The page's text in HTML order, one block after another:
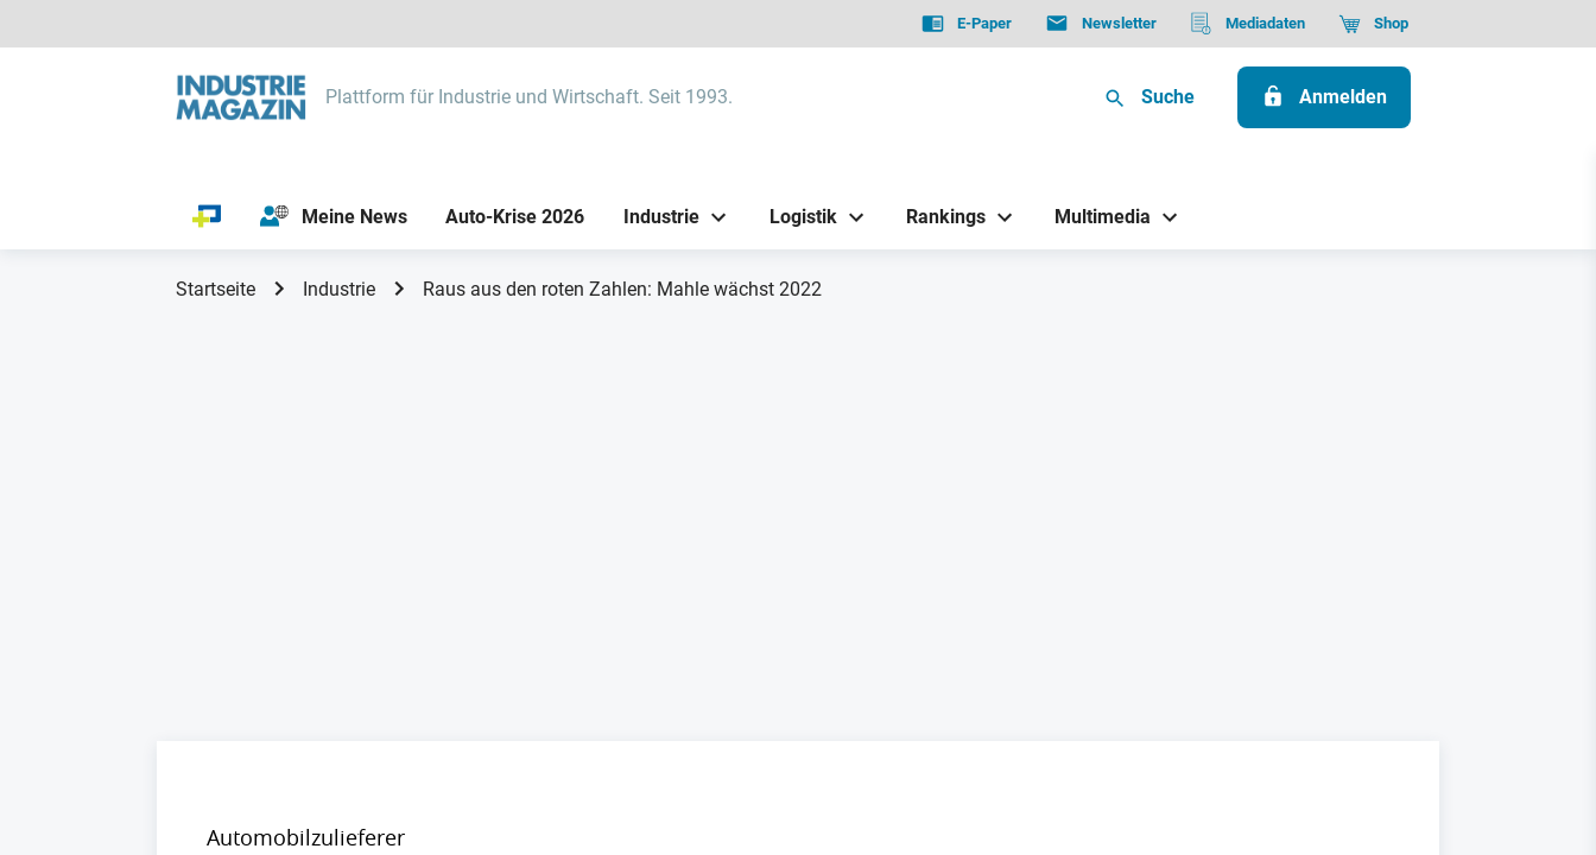
E-Paper Newsletter Mediadaten Shop
Plattform für Industrie und Wirtschaft. Seit 1993. Suche Anmelden
Meine News Auto-Krise 2026 Industrie Logistik Rankings Multimedia
Startseite Industrie Raus aus den roten Zahlen: Mahle wächst 2022
Automobilzulieferer